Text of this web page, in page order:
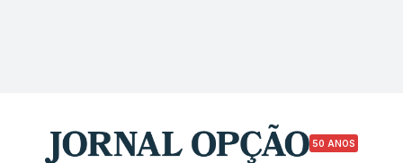
50 ANOS